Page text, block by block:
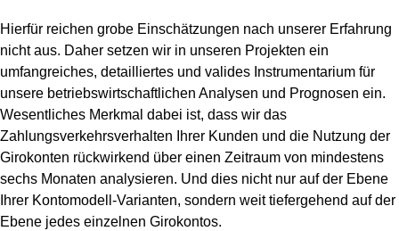
Hierfür reichen grobe Einschätzungen nach unserer Erfahrung
nicht aus. Daher setzen wir in unseren Projekten ein
umfangreiches, detailliertes und valides Instrumentarium für
unsere betriebswirtschaftlichen Analysen und Prognosen ein.
Wesentliches Merkmal dabei ist, dass wir das
Zahlungsverkehrsverhalten Ihrer Kunden und die Nutzung der
Girokonten rückwirkend über einen Zeitraum von mindestens
sechs Monaten analysieren. Und dies nicht nur auf der Ebene
Ihrer Kontomodell-Varianten, sondern weit tiefergehend auf der
Ebene jedes einzelnen Girokontos.